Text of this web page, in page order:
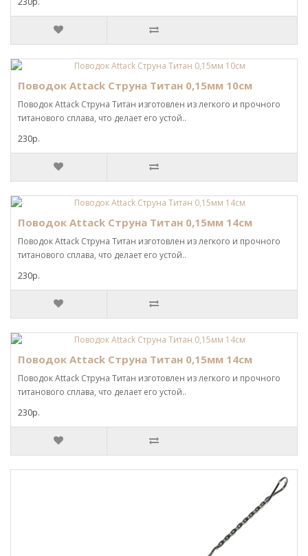
Поводок Attack Струна Титан 0,15мм 10см
Поводок Attack Струна Титан изготовлен из легкого и прочного
титанового сплава, что делает его устой..
230р.
Поводок Attack Струна Титан 0,15мм 14см
Поводок Attack Струна Титан изготовлен из легкого и прочного
титанового сплава, что делает его устой..
230р.
Поводок Attack Струна Титан 0,15мм 14см
Поводок Attack Струна Титан изготовлен из легкого и прочного
титанового сплава, что делает его устой..
230р.